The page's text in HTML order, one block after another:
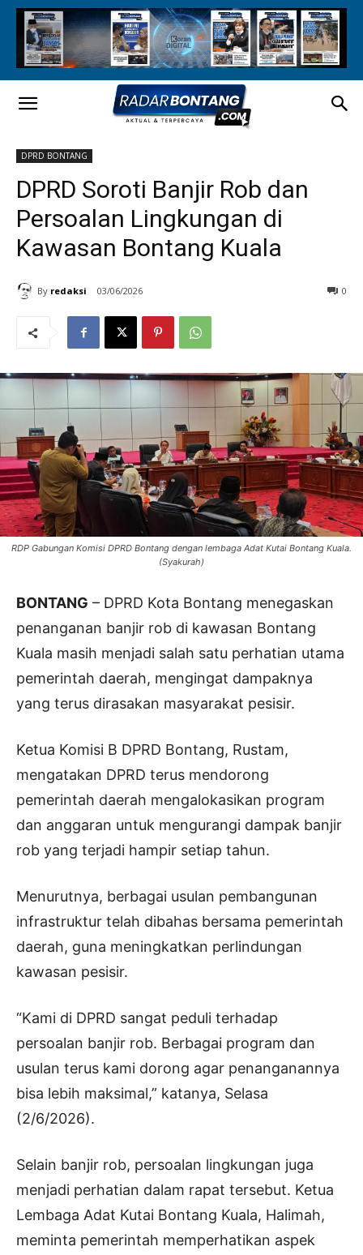
DPRD BONTANG
DPRD Soroti Banjir Rob dan
Persoalan Lingkungan di
Kawasan Bontang Kuala
By redaksi 03/06/2026 0
RDP Gabungan Komisi DPRD Bontang dengan lembaga Adat Kutai Bontang Kuala.
(Syakurah)
BONTANG – DPRD Kota Bontang menegaskan
penanganan banjir rob di kawasan Bontang
Kuala masih menjadi salah satu perhatian utama
pemerintah daerah, mengingat dampaknya
yang terus dirasakan masyarakat pesisir.
Ketua Komisi B DPRD Bontang, Rustam,
mengatakan DPRD terus mendorong
pemerintah daerah mengalokasikan program
dan anggaran untuk mengurangi dampak banjir
rob yang terjadi hampir setiap tahun.
Menurutnya, berbagai usulan pembangunan
infrastruktur telah dibahas bersama pemerintah
daerah, guna meningkatkan perlindungan
kawasan pesisir.
“Kami di DPRD sangat peduli terhadap
persoalan banjir rob. Berbagai program dan
usulan terus kami dorong agar penanganannya
bisa lebih maksimal,” katanya, Selasa
(2/6/2026).
Selain banjir rob, persoalan lingkungan juga
menjadi perhatian dalam rapat tersebut. Ketua
Lembaga Adat Kutai Bontang Kuala, Halimah,
meminta pemerintah memperhatikan aspek